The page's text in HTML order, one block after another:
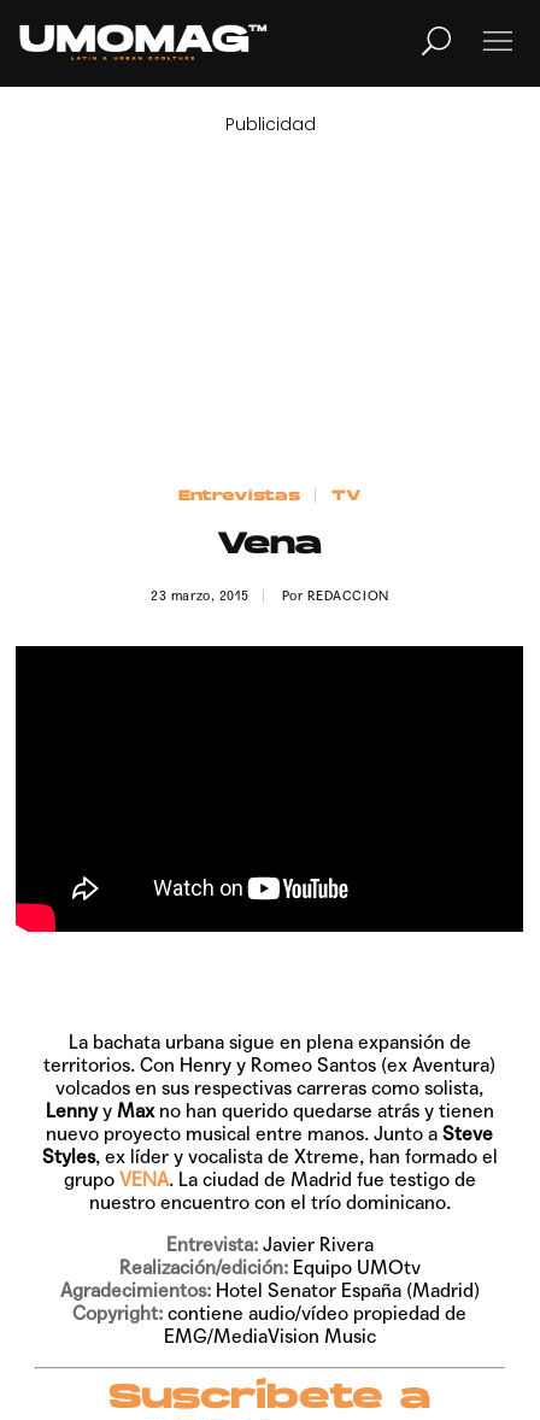
LIFESTYLE
Contacto
Publicidad
Entrevistas TV
Vena
23 marzo, 2015 Por REDACCION
La bachata urbana sigue en plena expansión de
territorios. Con Henry y Romeo Santos (ex Aventura)
volcados en sus respectivas carreras como solista,
Lennyy Maxno han querido quedarse atrás y tienen
nuevo proyecto musical entre manos. Junto aSteve
Styles, ex líder y vocalista de Xtreme, han formado el
grupo VENA. La ciudad de Madrid fue testigo de
nuestro encuentro con el trío dominicano.
Entrevista: Javier Rivera
Realización/edición: Equipo UMOtv
Agradecimientos: Hotel Senator España (Madrid)
Copyright:contiene audio/vídeo propiedad de
EMG/MediaVision Music
Suscríbete a